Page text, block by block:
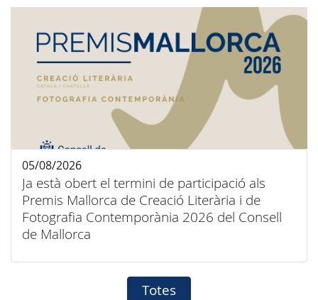
Ja està obert el termini de participació als
Premis Mallorca de Creació Literària i de
Fotografia Contemporània 2026 del Consell
de Mallorca
05/08/2026
Totes